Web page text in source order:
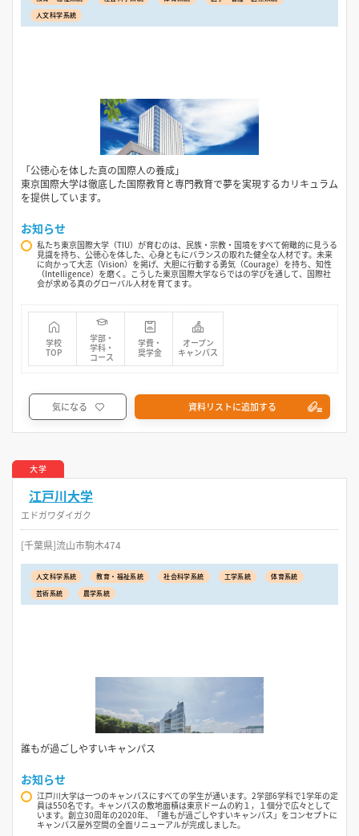
人文科学系統
「公徳心を体した真の国際人の養成」
東京国際大学は徹底した国際教育と専門教育で夢を実現するカリキュラム
を提供しています。
お知らせ
私たち東京国際大学（TIU）が育むのは、民族・宗教・国境をすべて俯瞰的に見うる
見識を持ち、公徳心を体した、心身ともにバランスの取れた健全な人材です。未来
に向かって大志（Vision）を掲げ、大胆に行動する勇気（Courage）を持ち、知性
（Intelligence）を磨く。こうした東京国際大学ならではの学びを通して、国際社
会が求める真のグローバル人材を育てます。
学校
TOP
学部・
学科・
コース
学費・
奨学金
オープン
キャンパス
気になる 資料リストに追加する
大学
江戸川大学
エドガワダイガク
[千葉県]流山市駒木474
人文科学系統 教育・福祉系統 社会科学系統 工学系統
体育系統
芸術系統
農学系統
誰もが過ごしやすいキャンパス
お知らせ
江戸川大学は一つのキャンパスにすべての学生が通います。2学部6学科で1学年の定
員は550名です。キャンパスの敷地面積は東京ドームの約１，１個分で広々として
います。創立30周年の2020年、「誰もが過ごしやすいキャンパス」をコンセプトに
キャンパス屋外空間の全面リニューアルが完成しました。